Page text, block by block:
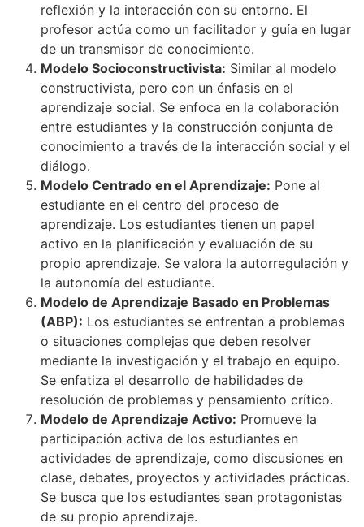
reflexión y la interacción con su entorno. El
profesor actúa como un facilitador y guía en lugar
de un transmisor de conocimiento.
Modelo Socioconstructivista: Similar al modelo
constructivista, pero con un énfasis en el
aprendizaje social. Se enfoca en la colaboración
entre estudiantes y la construcción conjunta de
conocimiento a través de la interacción social y el
diálogo.
Modelo Centrado en el Aprendizaje: Pone al
estudiante en el centro del proceso de
aprendizaje. Los estudiantes tienen un papel
activo en la planificación y evaluación de su
propio aprendizaje. Se valora la autorregulación y
la autonomía del estudiante.
Modelo de Aprendizaje Basado en Problemas
(ABP): Los estudiantes se enfrentan a problemas
o situaciones complejas que deben resolver
mediante la investigación y el trabajo en equipo.
Se enfatiza el desarrollo de habilidades de
resolución de problemas y pensamiento crítico.
Modelo de Aprendizaje Activo: Promueve la
participación activa de los estudiantes en
actividades de aprendizaje, como discusiones en
clase, debates, proyectos y actividades prácticas.
Se busca que los estudiantes sean protagonistas
de su propio aprendizaje.